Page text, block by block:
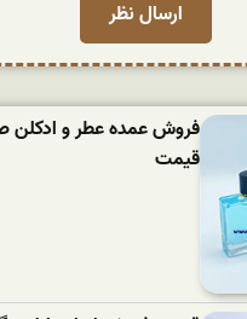
فروش عمده عطر و ادکلن
قیمت